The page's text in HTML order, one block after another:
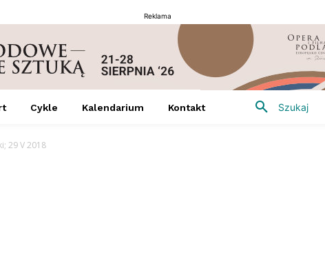
Reklama
Cykle Kalendarium Kontakt Szukaj
29 V 2018